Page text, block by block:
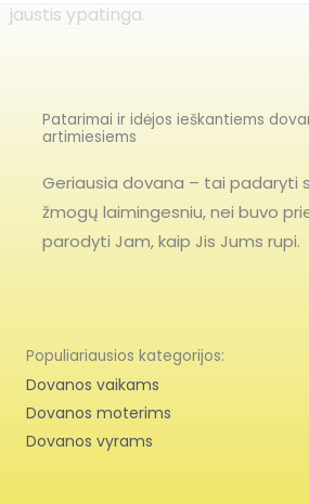
jaustis ypatinga.
Patarimai ir idėjos ieškantiems
artimiesiems
Geriausia dovana – tai padaryti
žmogų laimingesniu, nei buvo
parodyti Jam, kaip Jis Jums rupi.
Populiariausios kategorijos:
Dovanos vaikams
Dovanos moterims
Dovanos vyrams